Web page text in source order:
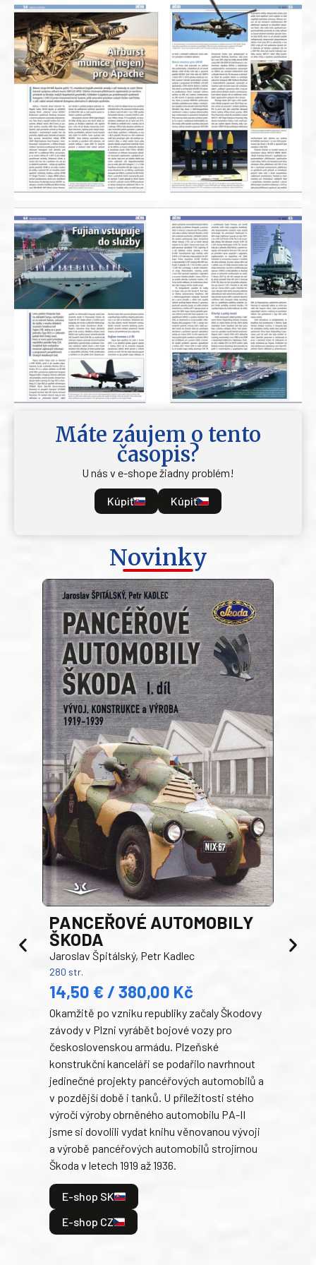
Máte záujem o tento
časopis?
U nás v e-shope žiadny problém!
Kúpiť Kúpiť
Novinky
PANCEŘOVÉ AUTOMOBILY
ŠKODA
Jaroslav Špitálský, Petr Kadlec
280 str.
14,50 € / 380,00 Kč
Okamžitě po vzniku republiky začaly Škodovy
závody v Plzni vyrábět bojové vozy pro
československou armádu. Plzeňské
konstrukční kanceláři se podařilo navrhnout
jedinečné projekty pancéřových automobilů a
v pozdější době i tanků. U příležitosti stého
výročí výroby obrněného automobilu PA-II
jsme si dovolili vydat knihu věnovanou vývoji
a výrobě pancéřových automobilů strojírnou
Škoda v letech 1919 až 1936.
E-shop SK
E-shop CZ